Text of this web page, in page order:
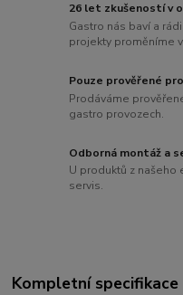
26 let zkušeností v
Gastro nás baví a
projekty proměníme
Pouze prověřené
Prodáváme
gastro provozech.
Odborná montáž a
U produktů z
servis.
Kompletní specifikace